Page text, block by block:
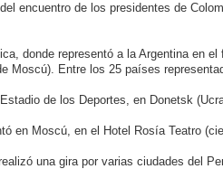
encuentro de los presidentes de
donde representó a la Argentina en
Moscú). Entre los 25 países
de los Deportes, en Donetsk
en Moscú, en el Hotel Rosía Teatro
una gira por varias ciudades del